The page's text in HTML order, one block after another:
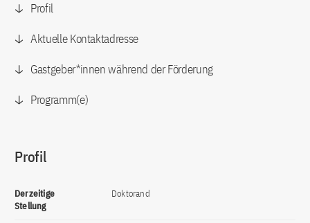
Profil
Aktuelle Kontaktadresse
Gastgeber*innen während der Förderung
Programm(e)
Profil
Derzeitige
Stellung
Doktorand